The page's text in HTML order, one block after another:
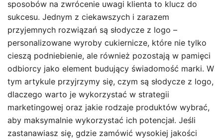
sposobów na zwrócenie uwagi klienta to klucz do
sukcesu. Jednym z ciekawszych i zarazem
przyjemnych rozwiązań są słodycze z logo –
personalizowane wyroby cukiernicze, które nie tylko
cieszą podniebienie, ale również pozostają w pamięci
odbiorcy jako element budujący świadomość marki. W
tym artykule przyjrzymy się, czym są słodycze z logo,
dlaczego warto je wykorzystać w strategii
marketingowej oraz jakie rodzaje produktów wybrać,
aby maksymalnie wykorzystać ich potencjał. Jeśli
zastanawiasz się, gdzie zamówić wysokiej jakości